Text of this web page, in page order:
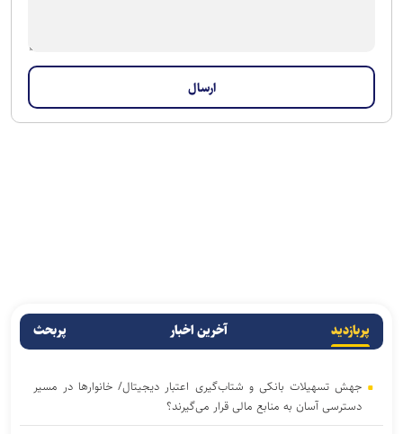
پربازدید آخرین اخبار پربحث
جهش تسهیلات بانکی و شتاب‌گیری اعتبار دیجیتال/ خانوار‌ها در مسیر
دسترسی آسان‌ به منابع مالی قرار می‌گیرند؟